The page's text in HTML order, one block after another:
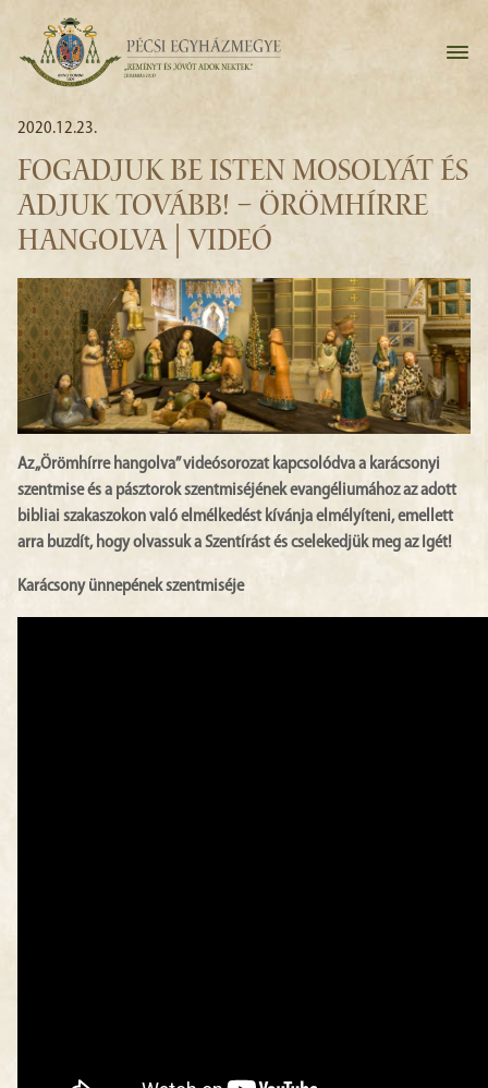
2020.12.23.
FOGADJUK BE ISTEN MOSOLYÁT ÉS
ADJUK TOVÁBB! – ÖRÖMHÍRRE
HANGOLVA | VIDEÓ
Az „Örömhírre hangolva” videósorozat kapcsolódva a karácsonyi
szentmise és a pásztorok szentmiséjének evangéliumához az adott
bibliai szakaszokon való elmélkedést kívánja elmélyíteni, emellett
arra buzdít, hogy olvassuk a Szentírást és cselekedjük meg az Igét!
Karácsony ünnepének szentmiséje